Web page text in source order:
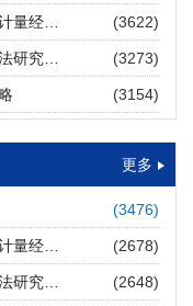
域低碳转型的推动作
j.cnki.2095-
策略演化与影响因素
j.cnki.2095-
(3622)
(3273)
(3154)
更多
(3476)
(2678)
(2648)